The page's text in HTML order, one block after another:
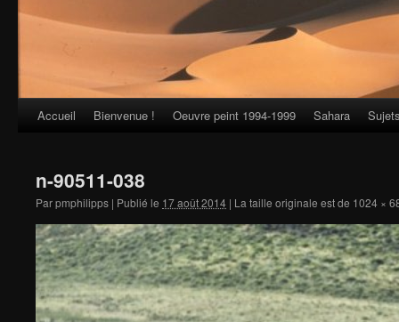
Skip
content
Accueil Bienvenue ! Oeuvre peint 1994-1999 Sahara
n-90511-038
Parpmphilipps | Publié le 17 août 2014 | La taille originale est de 1024 ×